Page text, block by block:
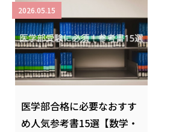
医学部合格に必要なおすす
め人気参考書15選【数学・
2026.05.15